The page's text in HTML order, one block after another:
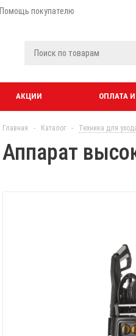
Помощь покупателю
АКЦИИ ОПЛАТА
Главная - Каталог - Техника для
Аппарат